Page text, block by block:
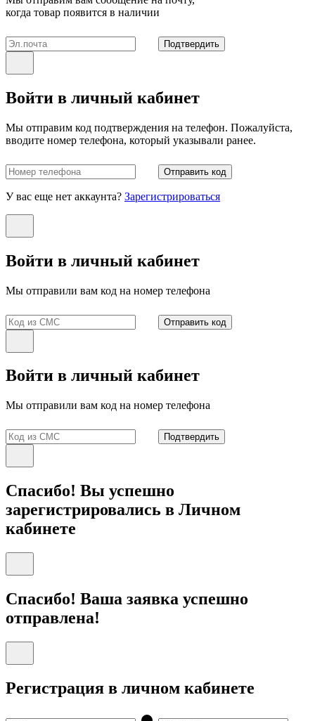
когда товар появится в наличии
Подтвердить
Войти в личный кабинет
Мы отправим код подтверждения на телефон. Пожалуйста,
вводите номер телефона, который указывали ранее.
Отправить код
У вас еще нет аккаунта? Зарегистрироваться
Войти в личный кабинет
Мы отправили вам код на номер телефона
Отправить код
Войти в личный кабинет
Мы отправили вам код на номер телефона
Подтвердить
Спасибо! Вы успешно
зарегистрировались в Личном
кабинете
Спасибо! Ваша заявка успешно
отправлена!
Регистрация в личном кабинете